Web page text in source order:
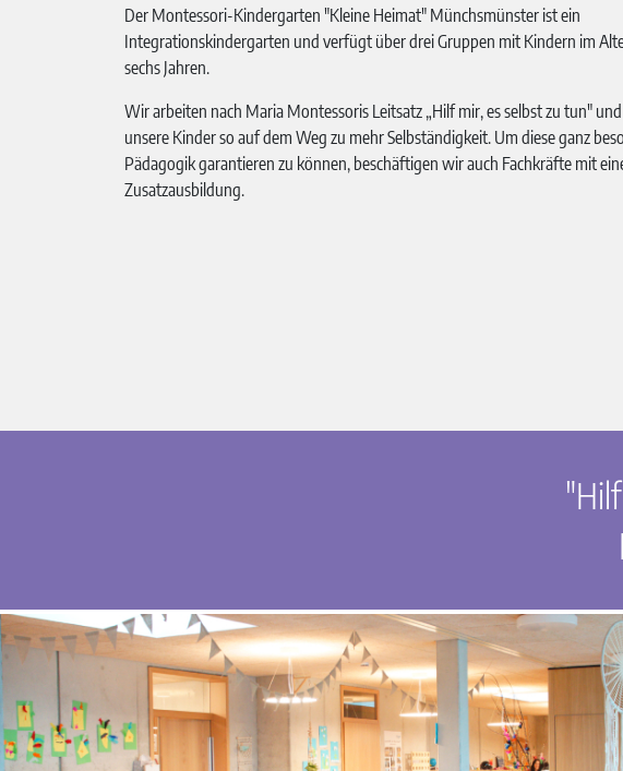
Der Montessori-Kindergarten "Kleine Heimat" Münchsmünster ist ein
Integrationskindergarten und verfügt über drei Gruppen mit Kindern im
sechs Jahren.
Wir arbeiten nach Maria Montessoris Leitsatz „Hilf mir, es selbst zu tun"
unsere Kinder so auf dem Weg zu mehr Selbständigkeit. Um diese ganz
Pädagogik garantieren zu können, beschäftigen wir auch Fachkräfte mit
Zusatzausbildung.